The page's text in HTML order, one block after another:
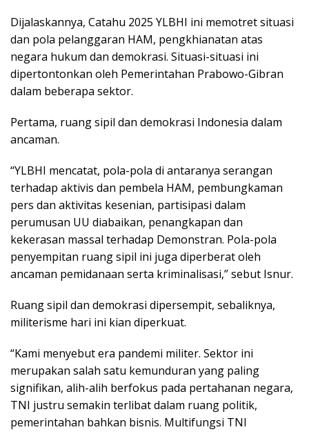
Dijalaskannya, Catahu 2025 YLBHI ini memotret situasi
dan pola pelanggaran HAM, pengkhianatan atas
negara hukum dan demokrasi. Situasi-situasi ini
dipertontonkan oleh Pemerintahan Prabowo-Gibran
dalam beberapa sektor.
Pertama, ruang sipil dan demokrasi Indonesia dalam
ancaman.
“YLBHI mencatat, pola-pola di antaranya serangan
terhadap aktivis dan pembela HAM, pembungkaman
pers dan aktivitas kesenian, partisipasi dalam
perumusan UU diabaikan, penangkapan dan
kekerasan massal terhadap Demonstran. Pola-pola
penyempitan ruang sipil ini juga diperberat oleh
ancaman pemidanaan serta kriminalisasi,” sebut Isnur.
Ruang sipil dan demokrasi dipersempit, sebaliknya,
militerisme hari ini kian diperkuat.
“Kami menyebut era pandemi militer. Sektor ini
merupakan salah satu kemunduran yang paling
signifikan, alih-alih berfokus pada pertahanan negara,
TNI justru semakin terlibat dalam ruang politik,
pemerintahan bahkan bisnis. Multifungsi TNI